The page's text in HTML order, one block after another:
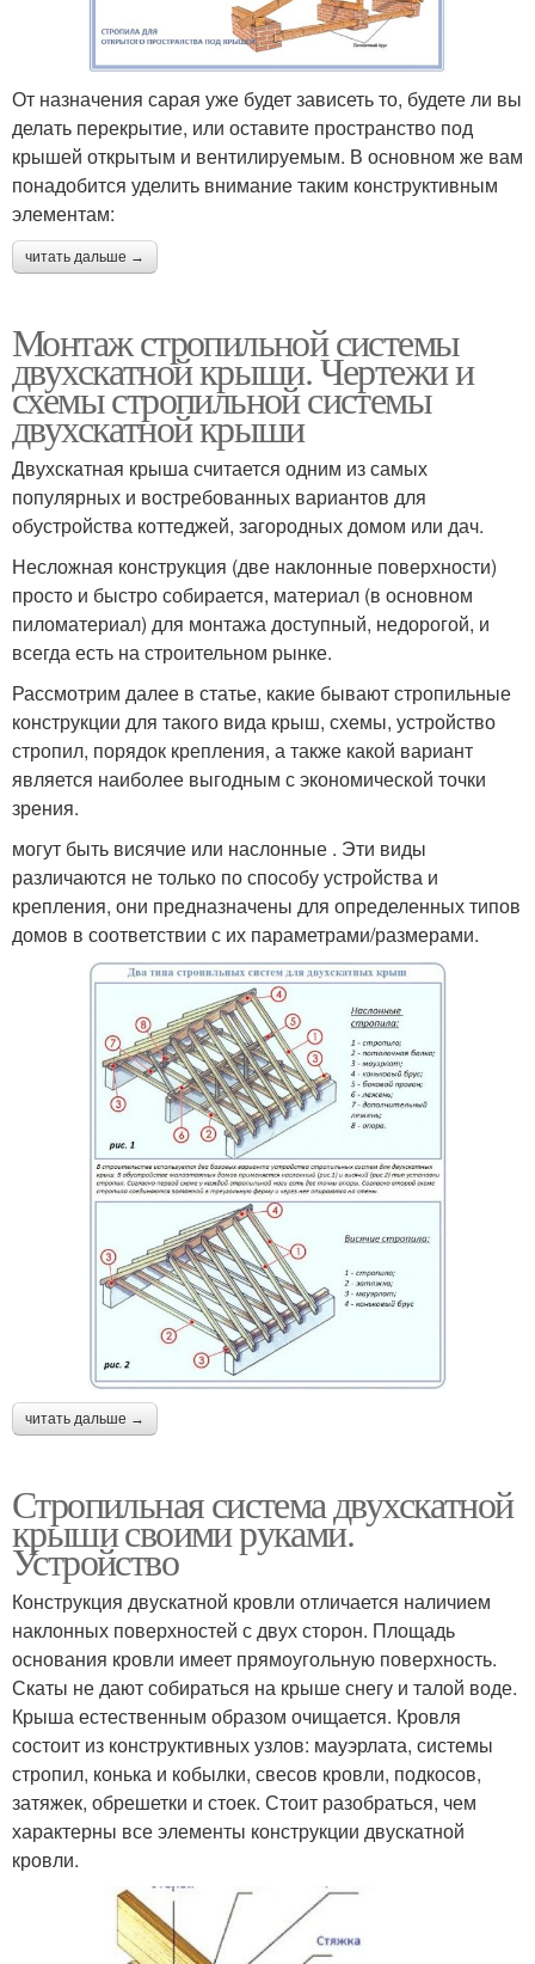
От назначения сарая уже будет зависеть то, будете ли вы
делать перекрытие, или оставите пространство под
крышей открытым и вентилируемым. В основном же вам
понадобится уделить внимание таким конструктивным
элементам:
читать дальше →
Монтаж стропильной системы
двухскатной крыши. Чертежи и
схемы стропильной системы
двухскатной крыши
Двухскатная крыша считается одним из самых
популярных и востребованных вариантов для
обустройства коттеджей, загородных домом или дач.
Несложная конструкция (две наклонные поверхности)
просто и быстро собирается, материал (в основном
пиломатериал) для монтажа доступный, недорогой, и
всегда есть на строительном рынке.
Рассмотрим далее в статье, какие бывают стропильные
конструкции для такого вида крыш, схемы, устройство
стропил, порядок крепления, а также какой вариант
является наиболее выгодным с экономической точки
зрения.
могут быть висячие или наслонные . Эти виды
различаются не только по способу устройства и
крепления, они предназначены для определенных типов
домов в соответствии с их параметрами/размерами.
читать дальше →
Стропильная система двухскатной
крыши своими руками.
Устройство
Конструкция двускатной кровли отличается наличием
наклонных поверхностей с двух сторон. Площадь
основания кровли имеет прямоугольную поверхность.
Скаты не дают собираться на крыше снегу и талой воде.
Крыша естественным образом очищается. Кровля
состоит из конструктивных узлов: мауэрлата, системы
стропил, конька и кобылки, свесов кровли, подкосов,
затяжек, обрешетки и стоек. Стоит разобраться, чем
характерны все элементы конструкции двускатной
кровли.